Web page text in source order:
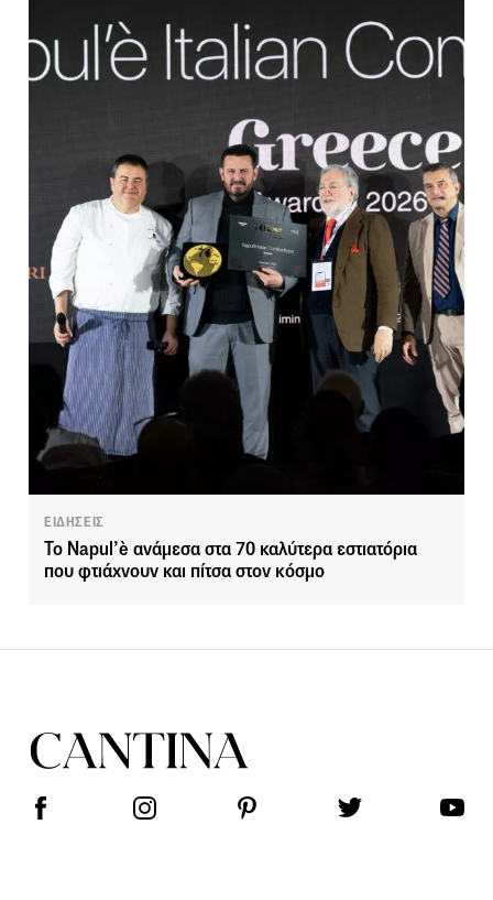
ΕΙΔΗΣΕΙΣ
Το Napul’è ανάμεσα στα 70 καλύτερα εστιατόρια
που φτιάχνουν και πίτσα στον κόσμο